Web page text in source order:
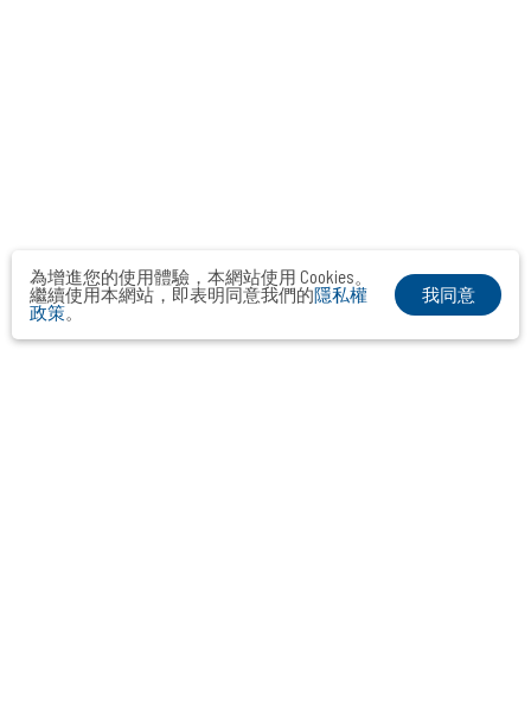
為增進您的使用體驗，本網站使用 Cookies。
繼續使用本網站，即表明同意我們的隱私權
政策。
我同意